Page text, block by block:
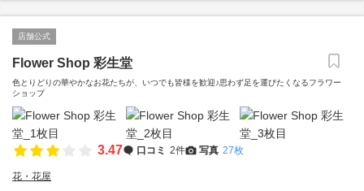
店舗公式
Flower Shop 彩生堂
色とりどりの華やかなお花たちが、いつでも皆様を歓迎♪思わず足を運びたくなるフラワー
ショップ
3.47 口コミ 2件 写真 27枚
花・花屋